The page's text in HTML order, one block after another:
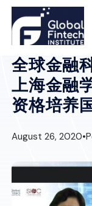
全球金融
上海金融
资格培养
August 26, 2020•